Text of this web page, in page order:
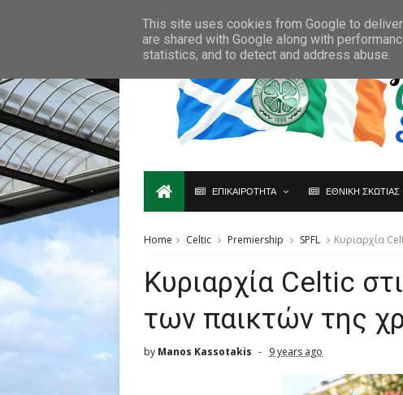
ΕΠΙΚΑΙΡΟΤΗΤΑ ΕΘΝΙΚΗ ΣΚΩΤΙΑΣ
Home Celtic Premiership SPFL Kυριαρχία
Kυριαρχία Celtic
των παικτών της
by Manos Kassotakis 9 years ago
This site uses cookies from Google to
are shared with Google along with
statistics, and to detect and address abuse.